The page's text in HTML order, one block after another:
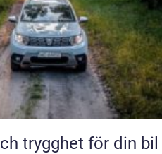
trygghet för din bil